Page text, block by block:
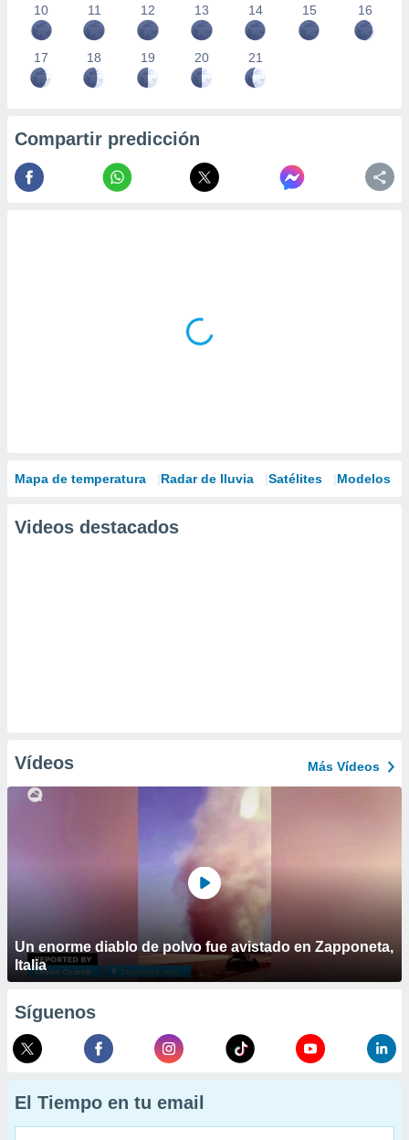
10 11 12 13 14 15 16
17 18 19 20 21
Compartir predicción
Mapa de temperatura Radar de lluvia Satélites Modelos
Videos destacados
Vídeos Más Vídeos
Un enorme diablo de polvo fue avistado en Zapponeta,
Italia
Síguenos
El Tiempo en tu email